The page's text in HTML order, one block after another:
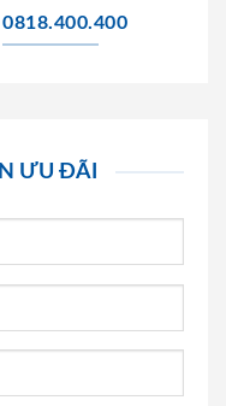
0818.400.400
ƯU ĐÃI